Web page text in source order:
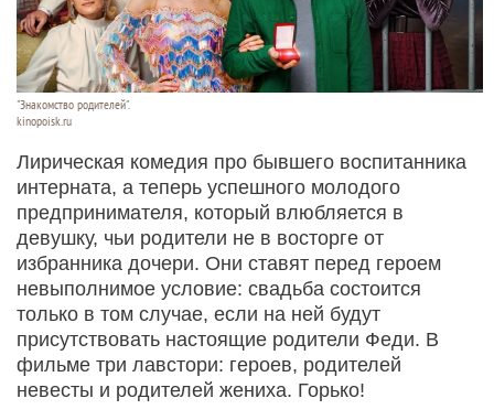
"Знакомство родителей".
kinopoisk.ru
Лирическая комедия про бывшего воспитанника
интерната, а теперь успешного молодого
предпринимателя, который влюбляется в
девушку, чьи родители не в восторге от
избранника дочери. Они ставят перед героем
невыполнимое условие: свадьба состоится
только в том случае, если на ней будут
присутствовать настоящие родители Феди. В
фильме три лавстори: героев, родителей
невесты и родителей жениха. Горько!